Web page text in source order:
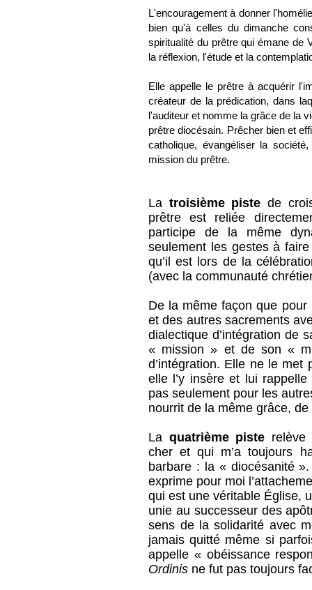
L'encouragement à donner
bien qu'à celles du dimanche
spiritualité du prêtre qui émane de
la réflexion, l'étude et la
Elle appelle le prêtre à acquérir
créateur de la prédication, dans
l'auditeur et nomme la grâce de la
prêtre diocésain. Prêcher bien et
catholique, évangéliser la
mission du prêtre.
La troisième piste de
prêtre est reliée
participe de la même
seulement les gestes à
qu’il est lors de la
(avec la communauté
De la même façon que pour
et des autres sacrements
dialectique d’intégration de
« mission » et de son «
d’intégration. Elle ne le
elle l’y insère et lui rappelle
pas seulement pour les
nourrit de la même grâce,
La quatrième piste relève
cher et qui m’a toujours
barbare : la « diocésanité
exprime pour moi
qui est une véritable Église,
unie au successeur des
sens de la solidarité avec
jamais quitté même si
appelle « obéissance
Ordinis ne fut pas toujours